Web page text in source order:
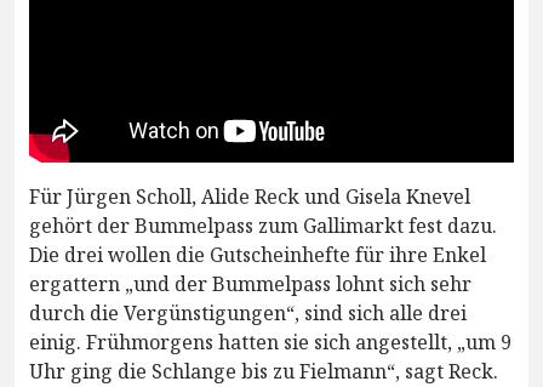
Für Jürgen Scholl, Alide Reck und Gisela Knevel
gehört der Bummelpass zum Gallimarkt fest dazu.
Die drei wollen die Gutscheinhefte für ihre Enkel
ergattern „und der Bummelpass lohnt sich sehr
durch die Vergünstigungen“, sind sich alle drei
einig. Frühmorgens hatten sie sich angestellt, „um 9
Uhr ging die Schlange bis zu Fielmann“, sagt Reck.